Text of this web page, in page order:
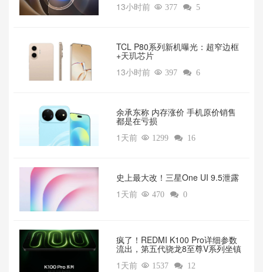
13小时前  377  5
TCL P80系列新机曝光：超窄边框
+天玑芯片
13小时前  397  6
余承东称 内存涨价 手机原价销售
都是在亏损
1天前  1299  16
‌史上最大改！三星One UI 9.5泄露
1天前  470  0
疯了！REDMI K100 Pro详细参数
流出，第五代骁龙8至尊V系列坐镇‌
1天前  1537  12